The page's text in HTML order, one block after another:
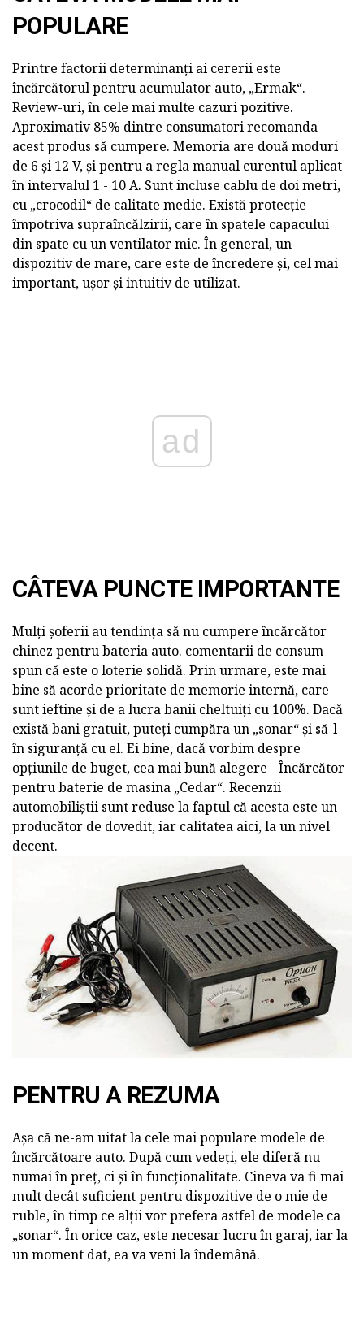
POPULARE
Printre factorii determinanți ai cererii este
încărcătorul pentru acumulator auto, „Ermak“.
Review-uri, în cele mai multe cazuri pozitive.
Aproximativ 85% dintre consumatori recomanda
acest produs să cumpere. Memoria are două moduri
de 6 și 12 V, și pentru a regla manual curentul aplicat
în intervalul 1 - 10 A. Sunt incluse cablu de doi metri,
cu „crocodil“ de calitate medie. Există protecție
împotriva supraîncălzirii, care în spatele capacului
din spate cu un ventilator mic. În general, un
dispozitiv de mare, care este de încredere și, cel mai
important, ușor și intuitiv de utilizat.
ad
CÂTEVA PUNCTE IMPORTANTE
Mulți șoferii au tendința să nu cumpere încărcător
chinez pentru bateria auto. comentarii de consum
spun că este o loterie solidă. Prin urmare, este mai
bine să acorde prioritate de memorie internă, care
sunt ieftine și de a lucra banii cheltuiți cu 100%. Dacă
există bani gratuit, puteți cumpăra un „sonar“ și să-l
în siguranță cu el. Ei bine, dacă vorbim despre
opțiunile de buget, cea mai bună alegere - Încărcător
pentru baterie de masina „Cedar“. Recenzii
automobiliștii sunt reduse la faptul că acesta este un
producător de dovedit, iar calitatea aici, la un nivel
decent.
PENTRU A REZUMA
Așa că ne-am uitat la cele mai populare modele de
încărcătoare auto. După cum vedeți, ele diferă nu
numai în preț, ci și în funcționalitate. Cineva va fi mai
mult decât suficient pentru dispozitive de o mie de
ruble, în timp ce alții vor prefera astfel de modele ca
„sonar“. În orice caz, este necesar lucru în garaj, iar la
un moment dat, ea va veni la îndemână.